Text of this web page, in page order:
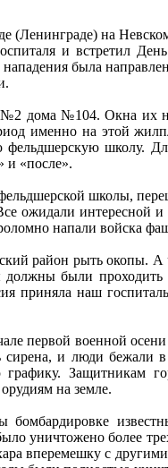
(Ленинграде) на
и встретил
нападения была
дома №104. Окна их
именно на этой
фельдшерскую школу.
и «после».
школы,
ожидали интересной
напали войска
район рыть окопы.
были
приняла наш
первой военной
и люди бежали
графику. Защитникам
на земле.
уничтожено более
вперемешку с